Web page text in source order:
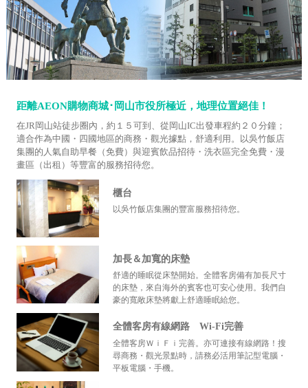
距離AEON購物商城･岡山市役所極近，地理位置絕佳！
在JR岡山站徒步圈內，約１５可到、從岡山IC出發車程約２０分鐘；
適合作為中國・四國地區的商務・觀光據點，舒適利用。以吳竹飯店
集團的人氣自助早餐（免費）與迎賓飲品招待・洗衣區完全免費・漫
畫區（出租）等豐富的服務招待您。
櫃台
以吳竹飯店集團的豐富服務招待您。
加長＆加寬的床墊
舒適的睡眠從床墊開始。全體客房備有加長尺寸
的床墊，來自海外的賓客也可安心使用。我們自
豪的寬敞床墊將獻上舒適睡眠給您。
全體客房有線網路 Wi-Fi完善
全體客房ＷｉＦｉ完善。亦可連接有線網路！搜
尋商務・觀光景點時，請務必活用筆記型電腦・
平板電腦・手機。